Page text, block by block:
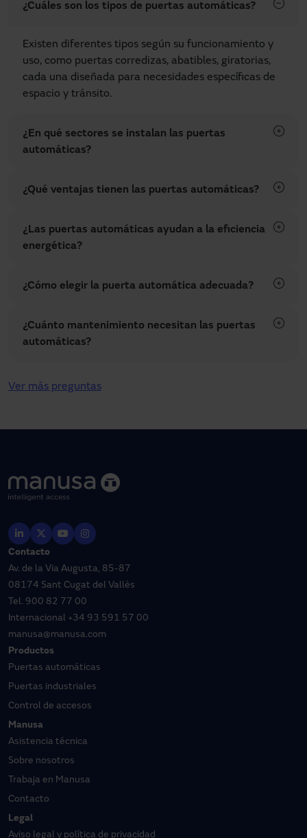
¿Cuáles son los tipos de puertas automáticas?
Existen diferentes tipos según su funcionamiento y
uso, como puertas corredizas, abatibles, giratorias,
cada una diseñada para necesidades específicas de
espacio y tránsito.
¿En qué sectores se instalan las puertas
automáticas?
¿Qué ventajas tienen las puertas automáticas?
¿Las puertas automáticas ayudan a la eficiencia
energética?
¿Cómo elegir la puerta automática adecuada?
¿Cuánto mantenimiento necesitan las puertas
automáticas?
Ver más preguntas
Contacto
Av. de la Via Augusta, 85-87
08174 Sant Cugat del Vallès
Tel. 900 82 77 00
Internacional +34 93 591 57 00
manusa@manusa.com
Productos
Puertas automáticas
Puertas industriales
Control de accesos
Manusa
Asistencia técnica
Sobre nosotros
Trabaja en Manusa
Contacto
Legal
Aviso legal y política de privacidad